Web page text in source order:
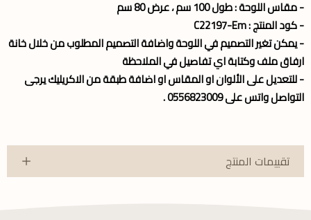
- مقاس اللوحة : طول 100 سم ، عرض 80 سم
- كود المنتج : C22197-Em
- يمكن تغير التصميم في اللوحة واضافة التصميم المطلوب من خلال خانة
ارفاق ملف وكتابة اي تفاصيل في الملاحظة
- للتعديل على الألوان او المقاس او اضافة طبقة من الاكريليك يرجى
التواصل واتس على 0556823009 .
تقييمات المنتج